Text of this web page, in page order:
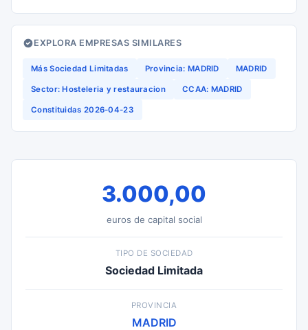
EXPLORA EMPRESAS SIMILARES
Más Sociedad Limitadas Provincia: MADRID MADRID
Sector: Hosteleria y restauracion CCAA: MADRID
Constituidas 2026-04-23
3.000,00
euros de capital social
TIPO DE SOCIEDAD
Sociedad Limitada
PROVINCIA
MADRID